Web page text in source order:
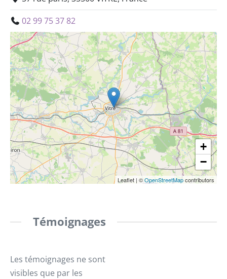
02 99 75 37 82
+
−
Leaflet | ©OpenStreetMapcontributors
Témoignages
Les témoignages ne sont
visibles que par les